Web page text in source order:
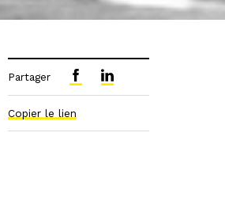
Partager
Copier le lien